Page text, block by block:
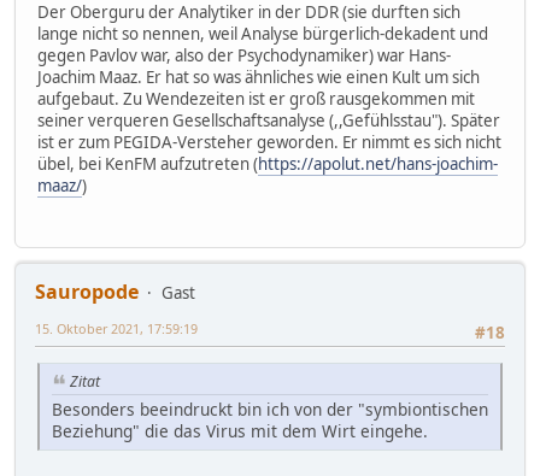
Der Oberguru der Analytiker in der DDR (sie durften sich
lange nicht so nennen, weil Analyse bürgerlich-dekadent und
gegen Pavlov war, also der Psychodynamiker) war Hans-
Joachim Maaz. Er hat so was ähnliches wie einen Kult um sich
aufgebaut. Zu Wendezeiten ist er groß rausgekommen mit
seiner verqueren Gesellschaftsanalyse (,,Gefühlsstau"). Später
ist er zum PEGIDA-Versteher geworden. Er nimmt es sich nicht
übel, bei KenFM aufzutreten (https://apolut.net/hans-joachim-
maaz/)
Sauropode
Gast
#18
15. Oktober 2021, 17:59:19
Zitat
Besonders beeindruckt bin ich von der "symbiontischen
Beziehung" die das Virus mit dem Wirt eingehe.